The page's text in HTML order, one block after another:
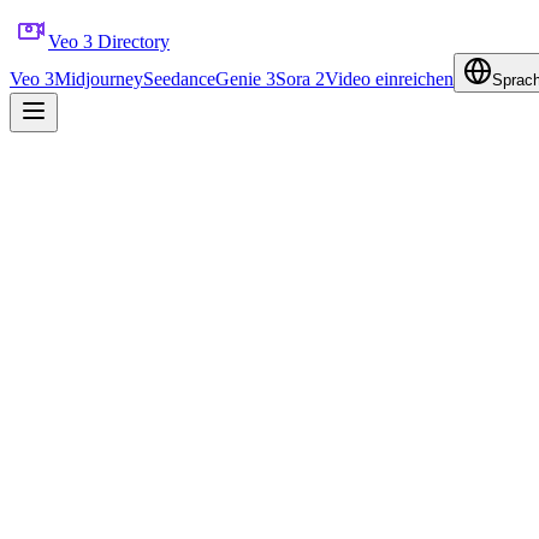
Veo 3 Directory
Veo 3MidjourneySeedanceGenie 3Sora 2Video einreichen